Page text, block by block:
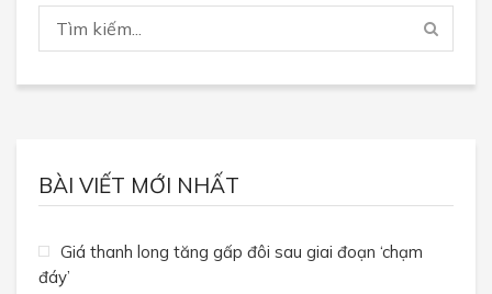
BÀI VIẾT MỚI NHẤT
Giá thanh long tăng gấp đôi sau giai đoạn ‘chạm
đáy’